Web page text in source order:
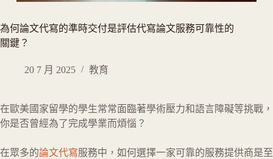
為何論文代寫的準時交付是評估代寫論文服務可靠性的
關鍵？
20 7 月 2025 教育
在歐美國家留學的學生常常面臨著學術壓力和語言障礙等挑戰，
你是否曾經為了完成學業而煩惱？
在眾多的論文代寫服務中，如何選擇一家可靠的服務提供商是至